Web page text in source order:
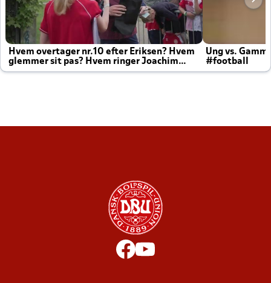
Hvem overtager nr.10 efter Eriksen? Hvem
glemmer sit pas? Hvem ringer Joachim
altid til efter kampe?
Ung vs.
#football